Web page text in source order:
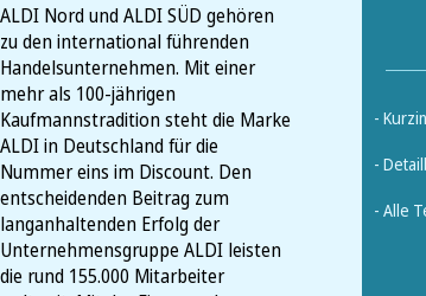
ALDI Nord und ALDI SÜD gehören
zu den international führenden
Handelsunternehmen. Mit einer
mehr als 100-jährigen
Kaufmannstradition steht die Marke
ALDI in Deutschland für die
Nummer eins im Discount. Den
entscheidenden Beitrag zum
langanhaltenden Erfolg der
Unternehmensgruppe ALDI leisten
die rund 155.000 Mitarbeiter
-
-
- Alle